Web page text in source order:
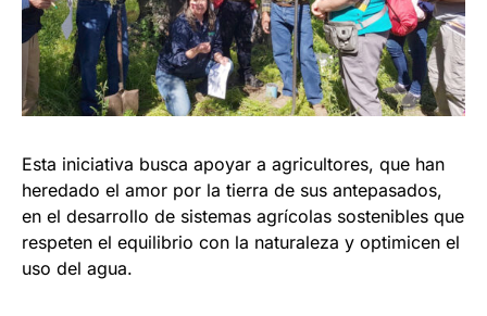
Esta iniciativa busca apoyar a agricultores, que han
heredado el amor por la tierra de sus antepasados,
en el desarrollo de sistemas agrícolas sostenibles que
respeten el equilibrio con la naturaleza y optimicen el
uso del agua.